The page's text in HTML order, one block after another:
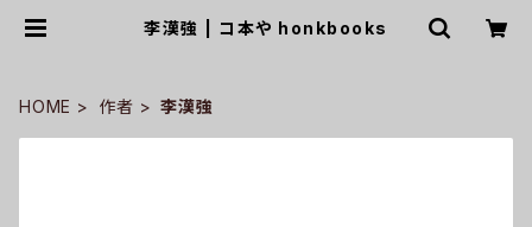
李漢強 | コ本や honkbooks
HOME 作者 李漢強